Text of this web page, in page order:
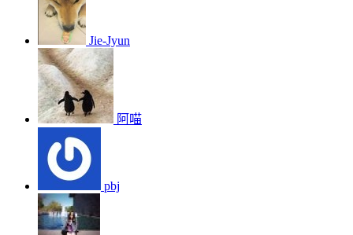
Jie-Jyun
阿喵
pbj